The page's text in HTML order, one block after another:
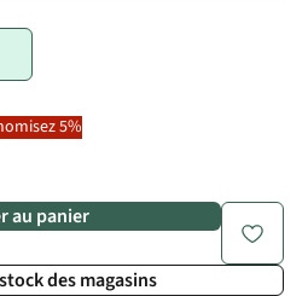
5%
au panier
des magasins